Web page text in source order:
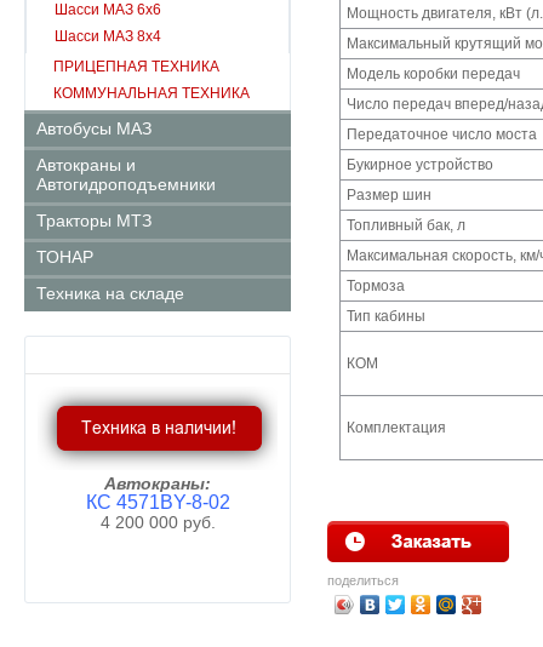
Шасси МАЗ 6х6
Шасси МАЗ 8х4
ПРИЦЕПНАЯ ТЕХНИКА
КОММУНАЛЬНАЯ ТЕХНИКА
Автобусы МАЗ
Автокраны и
Автогидроподъемники
Тракторы МТЗ
ТОНАР
Техника на складе
Автокраны:
КС 4571BY-8-02
4 200 000 руб.
Мощность двигателя, кВт
Максимальный крутящий
Модель коробки передач
Число передач вперед/
Передаточное число моста
Букирное устройство
Размер шин
Топливный бак, л
Максимальная скорость, км/
Тормоза
Тип кабины
КОМ
Комплектация
поделиться